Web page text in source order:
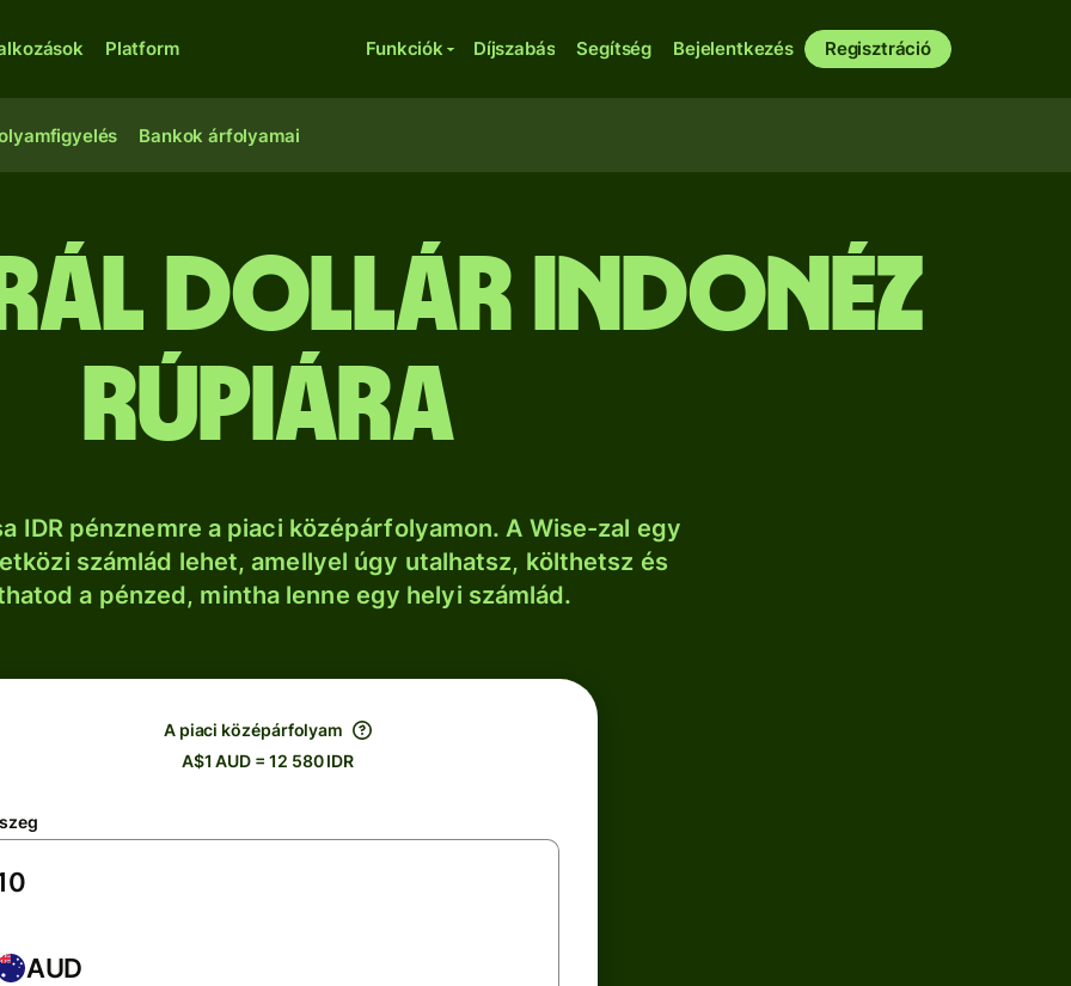
Platform Funkciók Díjszabás Segítség Bejelentkezés Regisztráció
Bankok árfolyamai
dollár indonéz
rúpiára
IDR pénznemre a piaci középárfolyamon. A Wise-zal egy
számlád lehet, amellyel úgy utalhatsz, költhetsz és
a pénzed, mintha lenne egy helyi számlád.
A piaci középárfolyam
A$1 AUD = 12 580 IDR
AUD